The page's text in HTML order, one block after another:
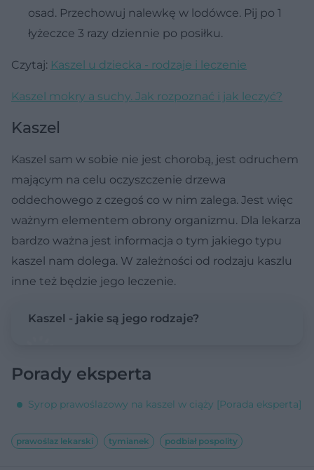
osad. Przechowuj nalewkę w lodówce. Pij po 1
łyżeczce 3 razy dziennie po posiłku.
Czytaj: Kaszel u dziecka - rodzaje i leczenie
Kaszel mokry a suchy. Jak rozpoznać i jak leczyć?
Kaszel
Kaszel sam w sobie nie jest chorobą, jest odruchem
mającym na celu oczyszczenie drzewa
oddechowego z czegoś co w nim zalega. Jest więc
ważnym elementem obrony organizmu. Dla lekarza
bardzo ważna jest informacja o tym jakiego typu
kaszel nam dolega. W zależności od rodzaju kaszlu
inne też będzie jego leczenie.
Kaszel - jakie są jego rodzaje?
Porady eksperta
Syrop prawoślazowy na kaszel w ciąży [Porada eksperta]
prawoślaz lekarski tymianek podbiał pospolity